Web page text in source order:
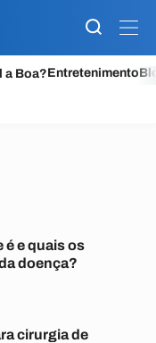
a Boa?Entretenimento
é e quais os
doença?
cirurgia de